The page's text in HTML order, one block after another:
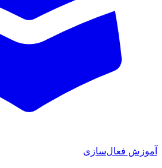
آموزش فعال‌سازی